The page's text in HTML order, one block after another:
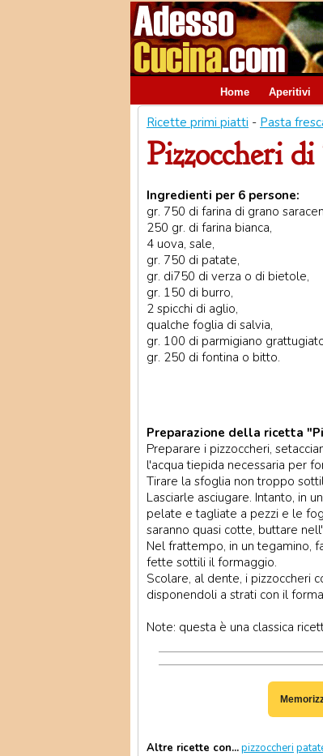
Home Aperitivi
Ricette primi piatti - Pasta
Pizzoccheri
Ingredienti per 6 persone:
gr. 750 di farina di grano
250 gr. di farina bianca,
4 uova, sale,
gr. 750 di patate,
gr. di750 di verza o di bietole,
gr. 150 di burro,
2 spicchi di aglio,
qualche foglia di salvia,
gr. 100 di parmigiano
gr. 250 di fontina o bitto.
Preparazione della ricetta
Preparare i pizzoccheri,
l'acqua tiepida necessaria per
Tirare la sfoglia non troppo
Lasciarle asciugare. Intanto, in
pelate e tagliate a pezzi e le
saranno quasi cotte, buttare
Nel frattempo, in un tegamino,
fette sottili il formaggio.
Scolare, al dente, i pizzoccheri
disponendoli a strati con il
Note: questa è una classica
Altre ricette con...pizzoccheri